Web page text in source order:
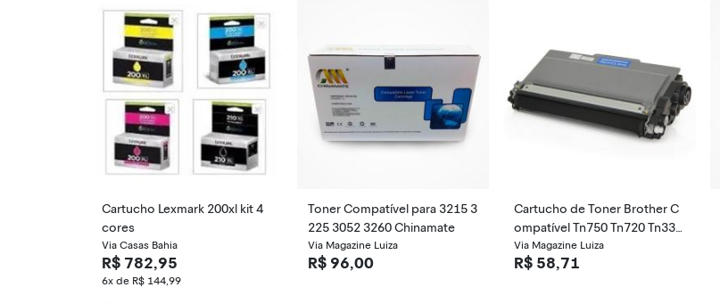
Cartucho Lexmark 200xl kit 4
cores
Via Casas Bahia
R$ 782,95
6x de R$ 144,99
Toner Compatível para 3215 3
225 3052 3260 Chinamate
Via Magazine Luiza
R$ 96,00
Cartucho de Toner Brother C
ompatível Tn750 Tn720 Tn333
2 Tn3382 Tn3392
Via Magazine Luiza
R$ 58,71